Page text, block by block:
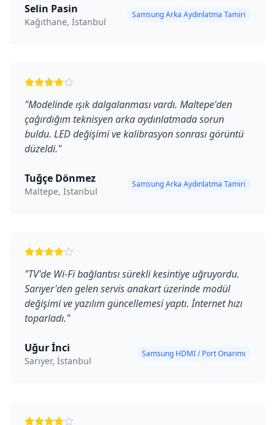
Selin Pasin
Kağıthane, İstanbul
Samsung Arka Aydınlatma Tamiri
"Modelinde ışık dalgalanması vardı. Maltepe'den
çağırdığım teknisyen arka aydınlatmada sorun
buldu. LED değişimi ve kalibrasyon sonrası görüntü
düzeldi."
Tuğçe Dönmez
Maltepe, İstanbul
Samsung Arka Aydınlatma Tamiri
"TV'de Wi-Fi bağlantısı sürekli kesintiye uğruyordu.
Sarıyer'den gelen servis anakart üzerinde modül
değişimi ve yazılım güncellemesi yaptı. İnternet hızı
toparladı."
Uğur İnci
Sarıyer, İstanbul
Samsung HDMI / Port Onarımı